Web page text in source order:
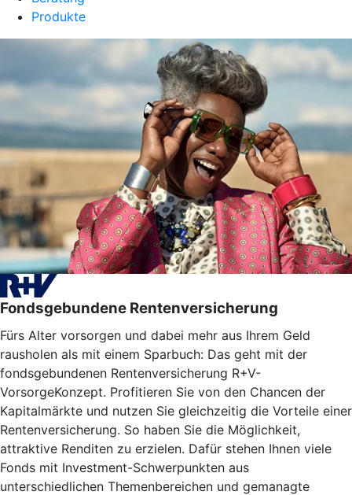
Produkte
Fondsgebundene Rentenversicherung
Fürs Alter vorsorgen und dabei mehr aus Ihrem Geld
rausholen als mit einem Sparbuch: Das geht mit der
fondsgebundenen Rentenversicherung R+V-
VorsorgeKonzept. Profitieren Sie von den Chancen der
Kapitalmärkte und nutzen Sie gleichzeitig die Vorteile einer
Rentenversicherung. So haben Sie die Möglichkeit,
attraktive Renditen zu erzielen. Dafür stehen Ihnen viele
Fonds mit Investment-Schwerpunkten aus
unterschiedlichen Themenbereichen und gemanagte